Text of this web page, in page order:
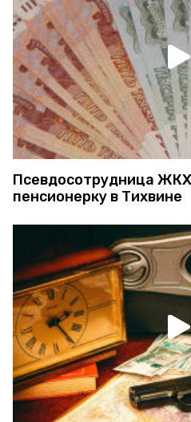
Псевдосотрудница
пенсионерку в Тихвине